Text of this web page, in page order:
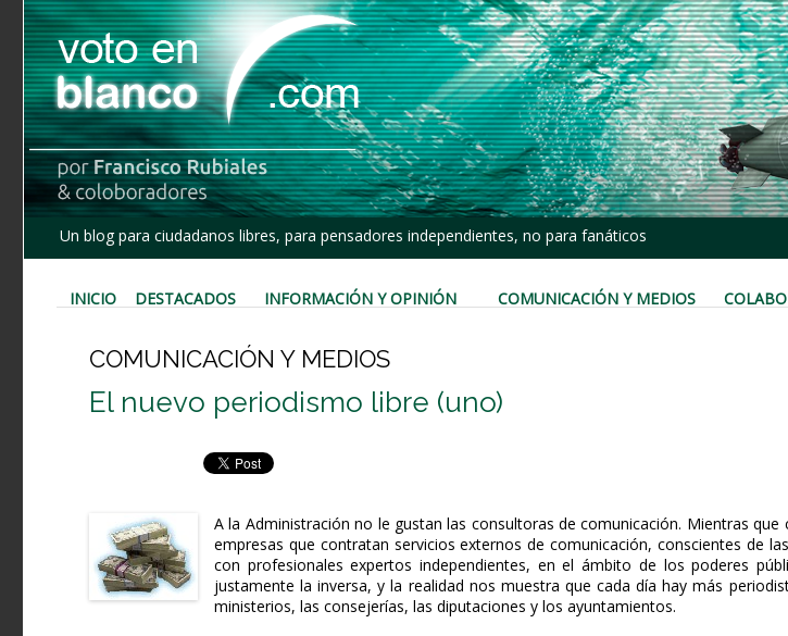
Un blog para ciudadanos libres, para pensadores independientes, no para fanáticos
INICIO DESTACADOS INFORMACIÓN Y OPINIÓN COMUNICACIÓN Y MEDIOS
COMUNICACIÓN Y MEDIOS
El nuevo periodismo libre (uno)
A la Administración no le gustan las consultoras de comunicación. Mientras que
empresas que contratan servicios externos de comunicación, conscientes de
con profesionales expertos independientes, en el ámbito de los poderes
justamente la inversa, y la realidad nos muestra que cada día hay más
ministerios, las consejerías, las diputaciones y los ayuntamientos.